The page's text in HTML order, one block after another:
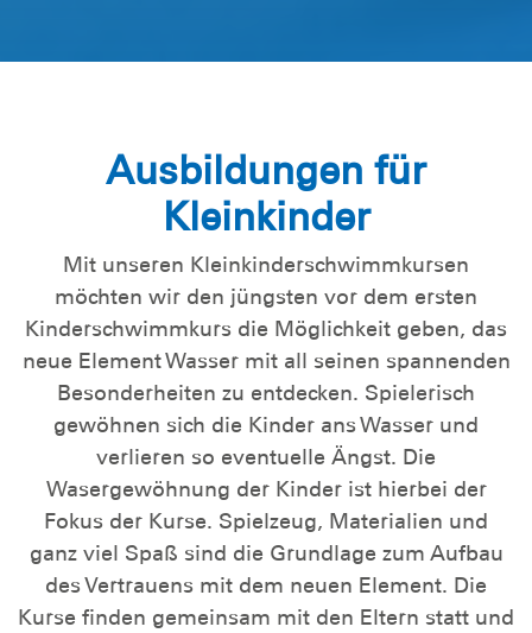
Ausbildungen für
Kleinkinder
Mit unseren Kleinkinderschwimmkursen
möchten wir den jüngsten vor dem ersten
Kinderschwimmkurs die Möglichkeit geben, das
neue Element Wasser mit all seinen spannenden
Besonderheiten zu entdecken. Spielerisch
gewöhnen sich die Kinder ans Wasser und
verlieren so eventuelle Ängst. Die
Wasergewöhnung der Kinder ist hierbei der
Fokus der Kurse. Spielzeug, Materialien und
ganz viel Spaß sind die Grundlage zum Aufbau
des Vertrauens mit dem neuen Element. Die
Kurse finden gemeinsam mit den Eltern statt und